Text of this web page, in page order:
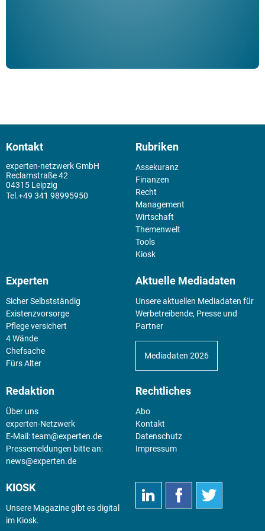
Kontakt
experten-netzwerk GmbH
Reclamstraße 42
04315 Leipzig
+49 341 98995950
Rubriken
Assekuranz
Finanzen
Recht
Management
Wirtschaft
Themenwelt
Tools
Kiosk
Experten
Sicher Selbstständig
Existenz­vorsorge
Pflege versichert
4 Wände
Chefsache
Fürs Alter
Aktuelle Mediadaten
Unsere aktuellen Mediadaten für
Werbetreibende, Presse und
Partner
Mediadaten 2026
Redaktion
Über uns
experten-Netzwerk
E-Mail:team@experten.de
Pressemeldungen bitte an:
news@experten.de
Rechtliches
Abo
Kontakt
Datenschutz
Impressum
KIOSK
Unsere Magazine gibt es digital
im Kiosk.